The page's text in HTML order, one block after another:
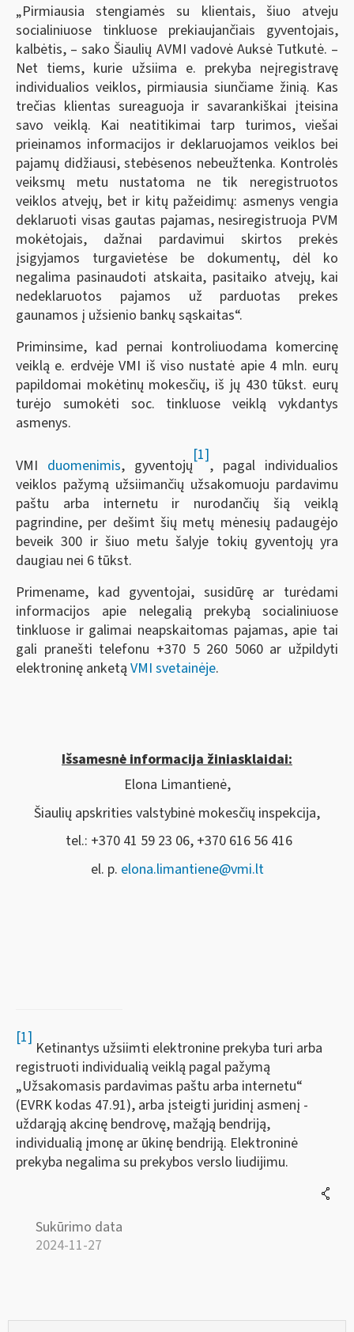
„Pirmiausia stengiamės su klientais, šiuo atveju
socialiniuose tinkluose prekiaujančiais gyventojais,
kalbėtis, – sako Šiaulių AVMI vadovė Auksė Tutkutė. –
Net tiems, kurie užsiima e. prekyba neįregistravę
individualios veiklos, pirmiausia siunčiame žinią. Kas
trečias klientas sureaguoja ir savarankiškai įteisina
savo veiklą. Kai neatitikimai tarp turimos, viešai
prieinamos informacijos ir deklaruojamos veiklos bei
pajamų didžiausi, stebėsenos nebeužtenka. Kontrolės
veiksmų metu nustatoma ne tik neregistruotos
veiklos atvejų, bet ir kitų pažeidimų: asmenys vengia
deklaruoti visas gautas pajamas, nesiregistruoja PVM
mokėtojais, dažnai pardavimui skirtos prekės
įsigyjamos turgavietėse be dokumentų, dėl ko
negalima pasinaudoti atskaita, pasitaiko atvejų, kai
nedeklaruotos pajamos už parduotas prekes
gaunamos į užsienio bankų sąskaitas“.
Priminsime, kad pernai kontroliuodama komercinę
veiklą e. erdvėje VMI iš viso nustatė apie 4 mln. eurų
papildomai mokėtinų mokesčių, iš jų 430 tūkst. eurų
turėjo sumokėti soc. tinkluose veiklą vykdantys
asmenys.
VMI duomenimis, gyventojų
[1]
, pagal individualios
veiklos pažymą užsiimančių užsakomuoju pardavimu
paštu arba internetu ir nurodančių šią veiklą
pagrindine, per dešimt šių metų mėnesių padaugėjo
beveik 300 ir šiuo metu šalyje tokių gyventojų yra
daugiau nei 6 tūkst.
Primename, kad gyventojai, susidūrę ar turėdami
informacijos apie nelegalią prekybą socialiniuose
tinkluose ir galimai neapskaitomas pajamas, apie tai
gali pranešti telefonu +370 5 260 5060 ar užpildyti
elektroninę anketą VMI svetainėje.
Išsamesnė informacija žiniasklaidai:
Elona Limantienė,
Šiaulių apskrities valstybinė mokesčių inspekcija,
tel.: +370 41 59 23 06, +370 616 56 416
el. p. elona.limantiene@vmi.lt
[1]
Ketinantys užsiimti elektronine prekyba turi arba
registruoti individualią veiklą pagal pažymą
„Užsakomasis pardavimas paštu arba internetu“
(EVRK kodas 47.91), arba įsteigti juridinį asmenį -
uždarąją akcinę bendrovę, mažąją bendriją,
individualią įmonę ar ūkinę bendriją. Elektroninė
prekyba negalima su prekybos verslo liudijimu.
Sukūrimo data
2024-11-27